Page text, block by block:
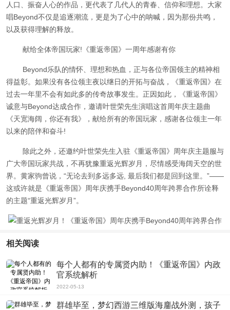
人口、振奋人心的作品，更代表了几代人的青春、信仰和理想。大家
唱Beyond不仅是追逐潮流，更是为了心中的呐喊，因为那份共鸣，
以及获得理解的释放。
献给全体帝国玩家!《重返帝国》一周年感谢有你
Beyond乐队的情怀、理想和热血，正与各位帝国领主的精神相
得益彰。如果没有各位领主夜以继日的开拓与奋战，《重返帝国》在
过去一年里不会有如此多的传奇故事发生。正因如此，《重返帝国》
诚意与Beyond达成合作，邀请叶世荣先生演唱这首周年庆主题曲
《天宽海阔，你还有我》，献给所有的帝国玩家，感谢各位领主一年
以来的陪伴和奋斗!
除此之外，还邀约叶世荣先生入驻《重返帝国》周年庆主题服与
广大帝国玩家共战，不再犹豫重返光辉岁月，尽情感受海阔天空的世
界。黄家驹曾说，“无论去到多远多远, 最后我们都是回到这里。”——
这或许就是《重返帝国》周年庆携手Beyond40周年跨界合作所诠释
的主题“重返光辉岁月”。
相关阅读
每个人都有的专属贤内助！《重返帝国》内政
官系统解析
2022-05-13
群雄毕至，梦幻西游三维版海鏖战外测，孩子